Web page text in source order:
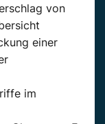
von
einer
im